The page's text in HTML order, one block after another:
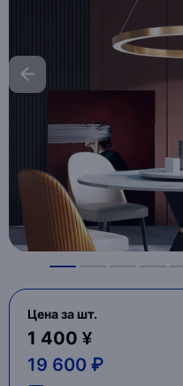
Цена за шт.
1 400 ¥
19 600 ₽